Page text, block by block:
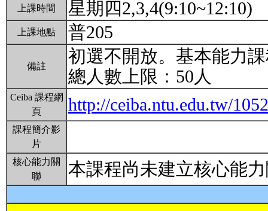
上課時間 星期四2,3,4(9:10~12:10)
上課地點 普205
備註
初選不開放。基本能力
總人數上限：50人
Ceiba 課程網
頁
http://ceiba.ntu.edu.tw/
課程簡介影
片
核心能力關
聯
本課程尚未建立核心能